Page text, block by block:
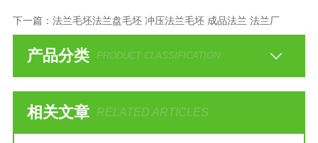
下一篇： 法兰毛坯法兰盘毛坯 冲压法兰毛坯 成品法兰 法兰厂
产品分类 PRODUCT CLASSIFICATION
相关文章 RELATED ARTICLES